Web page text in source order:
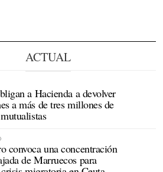
ACTUAL
a Hacienda a devolver
a más de tres millones de
convoca una concentración
de Marruecos para